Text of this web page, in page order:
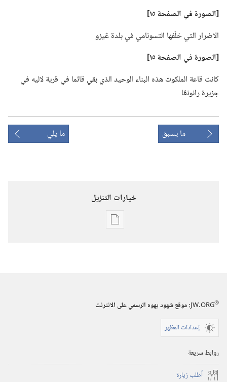
‏[الصورة في الصفحة ١٥]‏
الاضرار التي خلّفها التسونامي في بلدة ڠيزو
‏[الصورة في الصفحة ١٥]‏
كانت قاعة الملكوت هذه البناء الوحيد الذي بقي قائما في قرية لاليه في
جزيرة رانونڠا
ما يسبق ما يلي
خيارات التنزيل
خيارات
مايو‏
JW.ORG®
:‏ موقع شهود يهوه الرسمي على الانترنت
إعدادات المظهر
روابط سريعة
أُطلب زيارة